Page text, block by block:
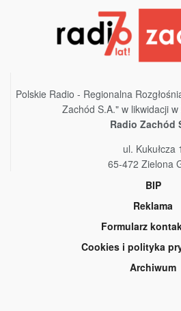
Polskie Radio - Regionalna
Zachód S.A." w likwidacji
Radio Zachód
ul. Kukułcza 1
65-472 Zielona
BIP
Reklama
Formularz
Cookies i polityka
Archiwum